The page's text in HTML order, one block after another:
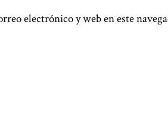
electrónico y web en este